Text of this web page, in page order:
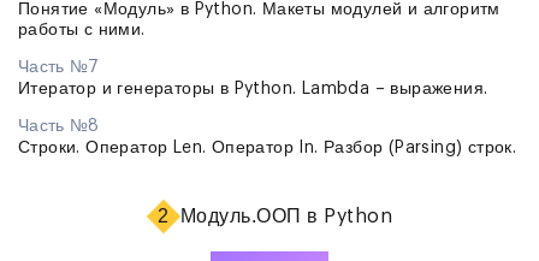
Понятие «Модуль» в Python. Макеты модулей и алгоритм
работы с ними.
Часть №7
Итератор и генераторы в Python. Lambda – выражения.
Часть №8
Строки. Оператор Len. Оператор In. Разбор (Parsing) строк.
2 Модуль.ООП в Python